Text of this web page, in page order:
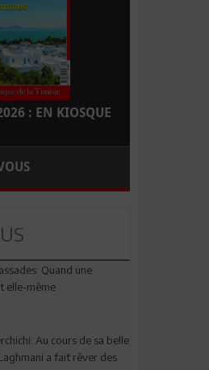
: EN KIOSQUE
Quand une
elle-même
Au cours de sa belle
a fait rêver des